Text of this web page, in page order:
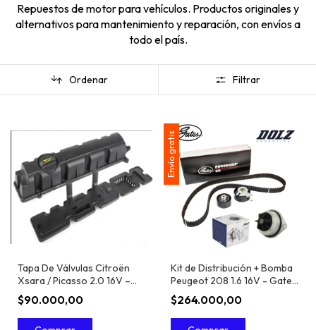
Repuestos de motor para vehículos. Productos originales y
alternativos para mantenimiento y reparación, con envíos a
todo el país.
Ordenar Filtrar
Tapa De Válvulas Citroën
Xsara / Picasso 2.0 16V –
Motor EW10
$90.000,00
Envío gratis
Kit de Distribución + Bomba
Peugeot 208 1.6 16V - Gates
+ Dolz
$264.000,00